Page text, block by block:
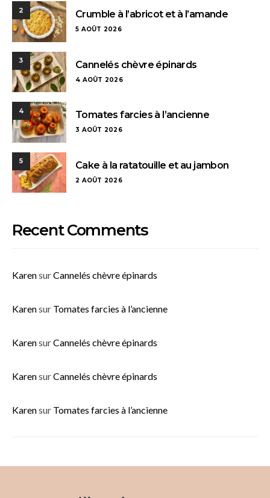
2 Crumble à l’abricot et à l’amande
5 AOÛT 2026
3 Cannelés chèvre épinards
4 AOÛT 2026
4 Tomates farcies à l’ancienne
3 AOÛT 2026
5 Cake à la ratatouille et au jambon
2 AOÛT 2026
Recent Comments
KarensurCannelés chèvre épinards
Karensur Tomates farcies à l’ancienne
KarensurCannelés chèvre épinards
KarensurCannelés chèvre épinards
Karensur Tomates farcies à l’ancienne